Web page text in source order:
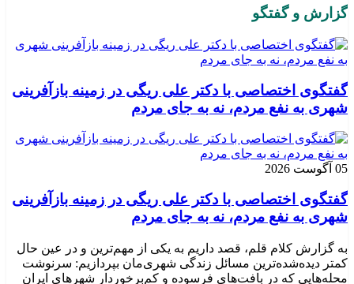
گزارش و گفتگو
گفتگوی اختصاصی با دکتر علی ریگی در زمینه بازآفرینی
شهری به نفع مردم، نه به جای مردم
05 آگوست 2026
گفتگوی اختصاصی با دکتر علی ریگی در زمینه بازآفرینی
شهری به نفع مردم، نه به جای مردم
به گزارش کلام قلم، قصد داریم به یکی از مهم‌ترین و در عین حال
کمتر دیده‌شده‌ترین مسائل زندگی شهری‌مان بپردازیم: سرنوشت
محله‌هایی که در بافت‌های فرسوده و کم‌برخوردار شهرهای ایران